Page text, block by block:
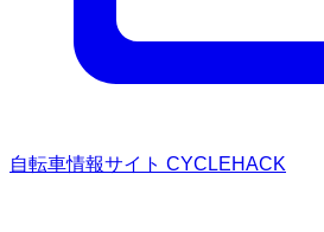
自転車情報サイト CYCLEHACK